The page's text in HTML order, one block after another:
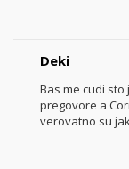
Deki
Bas me cudi
pregovore a
verovatno su